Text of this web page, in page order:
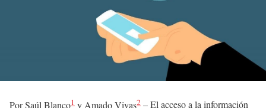
Por Saúl Blanco1 y Amado Vivas2 –El acceso a la información